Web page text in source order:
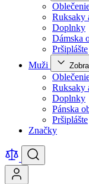
Ruksaky
Doplnky
Dámska
Pršiplášte
Muži
Ruksaky
Doplnky
Pánska
Pršiplášte
Značky